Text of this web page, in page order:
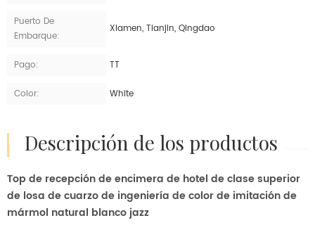
Puerto De
Embarque:
Xiamen, Tianjin, Qingdao
Pago: TT
Color: White
descripción de los productos
Top de recepción de encimera de hotel de clase superior
de losa de cuarzo de ingeniería de color de imitación de
mármol natural blanco jazz